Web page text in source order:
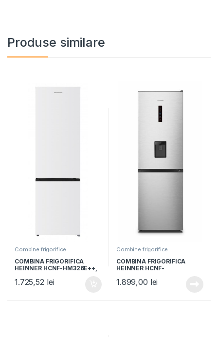
Produse similare
Combine frigorifice
COMBINA FRIGORIFICA
HEINNER HCNF-HM326E++,
Display interior, Control
electronic, H 201cm, Alb
1.725,52 lei
Combine frigorifice
COMBINA FRIGORIFICA
HEINNER HCNF-
304L, No Frost, Multi Air
Flow, Control electronic,
1.899,00 lei